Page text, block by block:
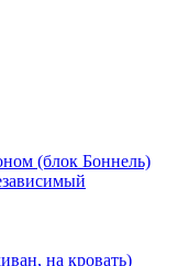
(блок Боннель)
на кровать)